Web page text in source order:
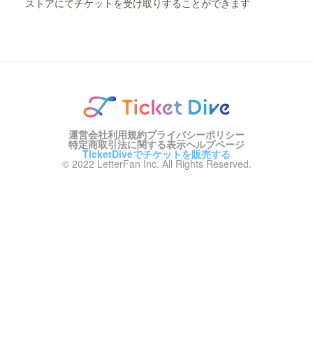
ストアにてチケットを受け取りすることができます
運営会社利用規約プライバシーポリシー
特定商取引法に関する表示ヘルプページ
TicketDiveでチケットを販売する
© 2022 LetterFan Inc. All Rights Reserved.